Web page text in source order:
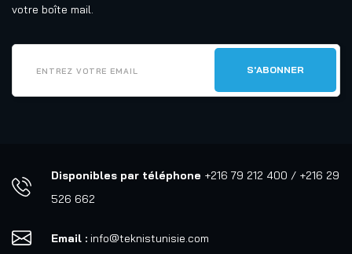
votre boîte mail.
Disponibles par téléphone +216 79 212 400 / +216 29
526 662
Email : info@teknistunisie.com